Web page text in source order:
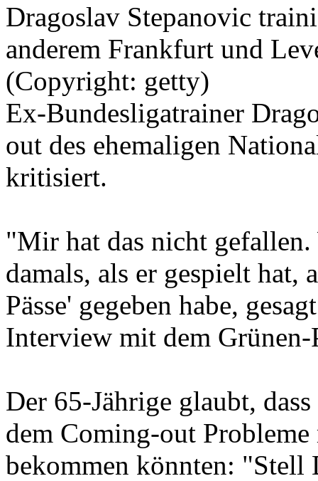
Dragoslav Stepanovic
anderem Frankfurt und
(Copyright: getty)
Ex-Bundesligatrainer
out des ehemaligen
kritisiert.
"Mir hat das nicht gefallen.
damals, als er gespielt hat,
Pässe' gegeben habe,
Interview mit dem
Der 65-Jährige glaubt,
dem Coming-out
bekommen könnten: "Stell